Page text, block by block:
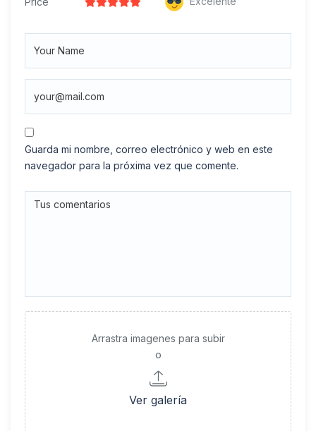
Guarda mi nombre, correo electrónico y web en este
navegador para la próxima vez que comente.
Arrastra imagenes para subir
o
Ver galería